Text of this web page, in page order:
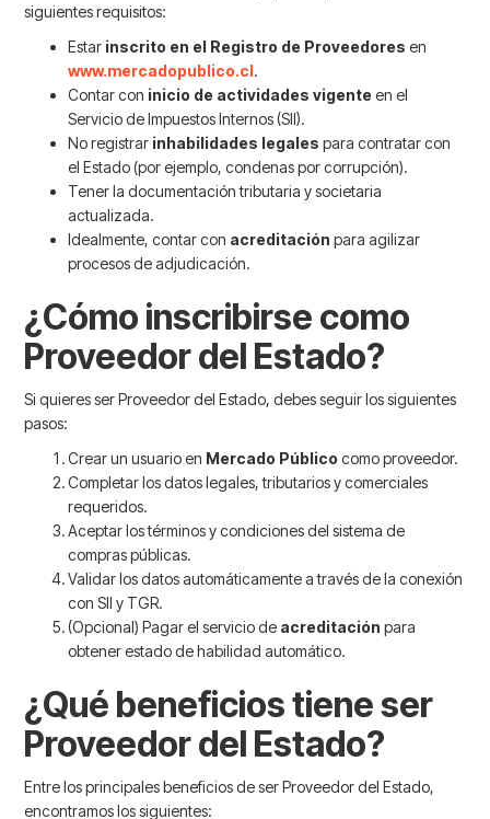
siguientes requisitos:
Estar inscrito en el Registro de Proveedores en
www.mercadopublico.cl.
Contar con inicio de actividades vigente en el
Servicio de Impuestos Internos (SII).
No registrar inhabilidades legales para contratar con
el Estado (por ejemplo, condenas por corrupción).
Tener la documentación tributaria y societaria
actualizada.
Idealmente, contar con acreditación para agilizar
procesos de adjudicación.
¿Cómo inscribirse como
Proveedor del Estado?
Si quieres ser Proveedor del Estado, debes seguir los siguientes
pasos:
Crear un usuario en Mercado Público como proveedor.
Completar los datos legales, tributarios y comerciales
requeridos.
Aceptar los términos y condiciones del sistema de
compras públicas.
Validar los datos automáticamente a través de la conexión
con SII y TGR.
(Opcional) Pagar el servicio de acreditación para
obtener estado de habilidad automático.
¿Qué beneficios tiene ser
Proveedor del Estado?
Entre los principales beneficios de ser Proveedor del Estado,
encontramos los siguientes: